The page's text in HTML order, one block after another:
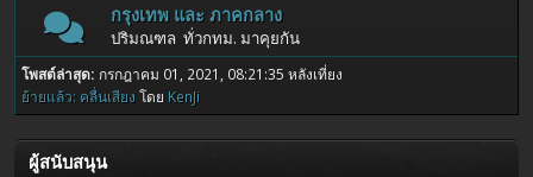
กรุงเทพ และ ภาคกลาง
ปริมณฑล ทั่วกทม. มาคุยกัน
โพสต์ล่าสุด: กรกฎาคม 01, 2021, 08:21:35 หลังเที่ยง
ย้ายแล้ว: คลื่นเสียงโดย KenJi
ผู้สนับสนุน